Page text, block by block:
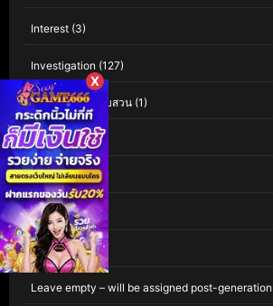
Interest (3)
Investigation (127)
Investigation สืบสวน (1)
iQIYI(60)
Isekai(1)
Kaiju(1)
Kids(81)
Leave empty – will be assigned post-generation
X